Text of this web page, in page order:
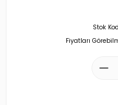
Stok
Fiyatları